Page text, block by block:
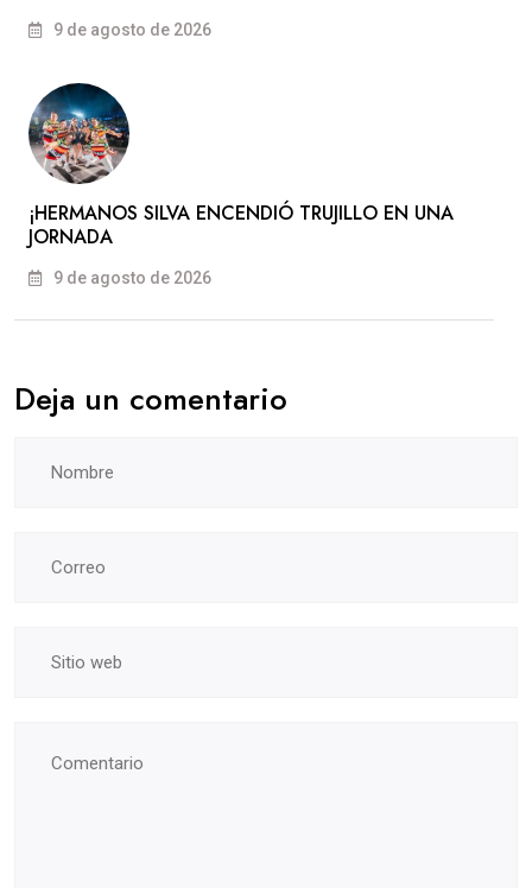
9 de agosto de 2026
​¡HERMANOS SILVA ENCENDIÓ TRUJILLO EN UNA
JORNADA
9 de agosto de 2026
Deja un comentario